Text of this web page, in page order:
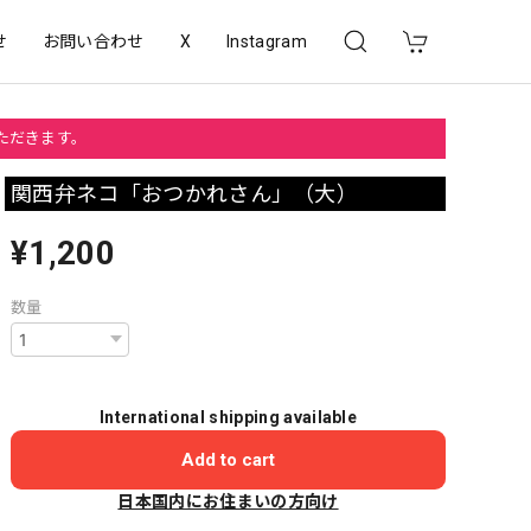
お問い合わせ X Instagram
きます。
関西弁ネコ「おつかれさん」（大）
¥1,200
数量
International shipping available
Add to cart
日本国内にお住まいの方向け